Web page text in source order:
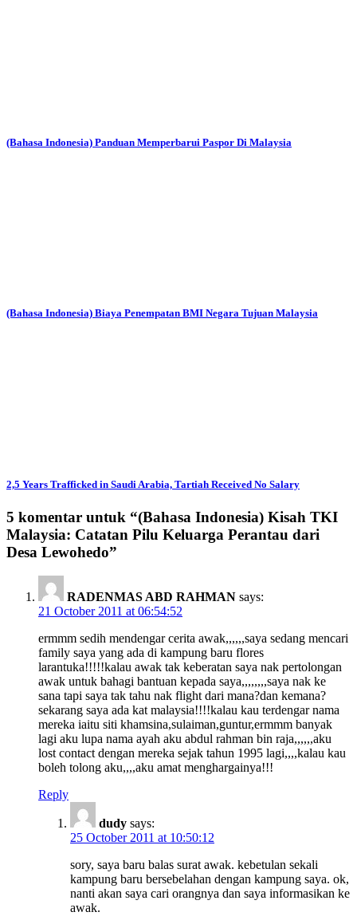
(Bahasa Indonesia) Panduan Memperbarui Paspor Di Malaysia
(Bahasa Indonesia) Biaya Penempatan BMI Negara Tujuan Malaysia
2,5 Years Trafficked in Saudi Arabia, Tartiah Received No Salary
5 komentar untuk “(Bahasa Indonesia) Kisah TKI
Malaysia: Catatan Pilu Keluarga Perantau dari
Desa Lewohedo”
RADENMAS ABD RAHMAN says:
21 October 2011 at 06:54:52
ermmm sedih mendengar cerita awak,,,,,,saya sedang mencari
family saya yang ada di kampung baru flores
larantuka!!!!!kalau awak tak keberatan saya nak pertolongan
awak untuk bahagi bantuan kepada saya,,,,,,,,saya nak ke
sana tapi saya tak tahu nak flight dari mana?dan kemana?
sekarang saya ada kat malaysia!!!!kalau kau terdengar nama
mereka iaitu siti khamsina,sulaiman,guntur,ermmm banyak
lagi aku lupa nama ayah aku abdul rahman bin raja,,,,,,aku
lost contact dengan mereka sejak tahun 1995 lagi,,,,kalau kau
boleh tolong aku,,,,aku amat menghargainya!!!
Reply
dudy says:
25 October 2011 at 10:50:12
sory, saya baru balas surat awak. kebetulan sekali
kampung baru bersebelahan dengan kampung saya. ok,
nanti akan saya cari orangnya dan saya informasikan ke
awak.